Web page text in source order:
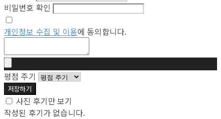
비밀번호 확인
개인정보 수집 및 이용에 동의합니다.
평점 주기
저장하기
사진 후기만 보기
작성된 후기가 없습니다.